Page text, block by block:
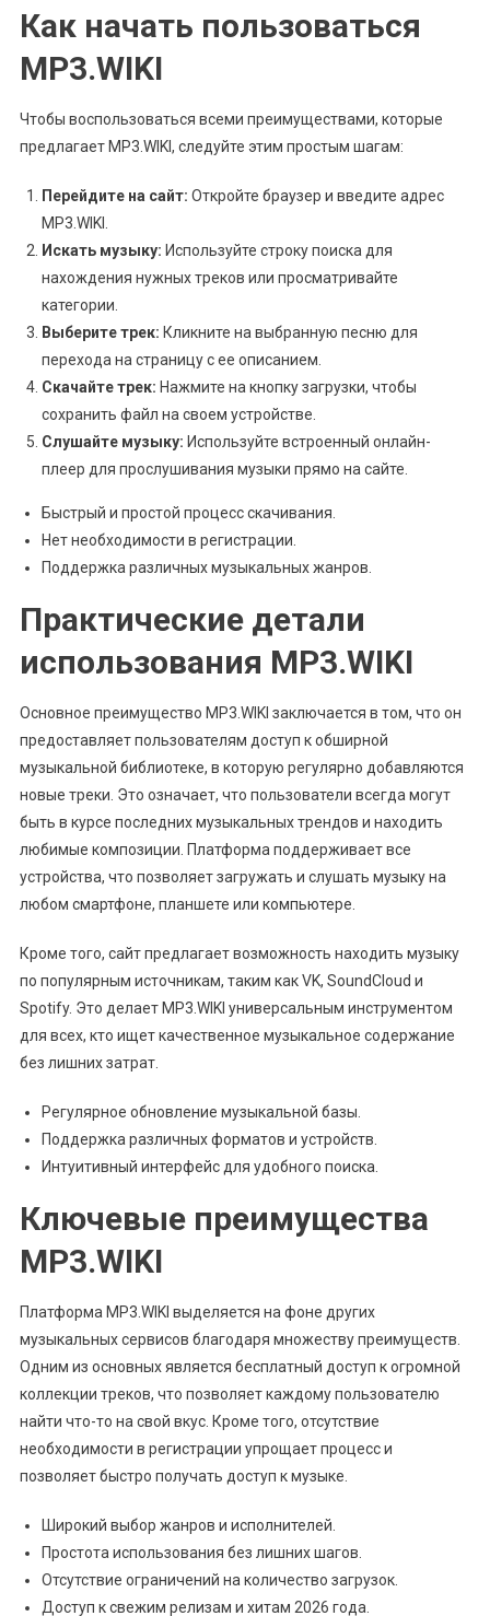
Как начать пользоваться
MP3.WIKI
Чтобы воспользоваться всеми преимуществами, которые
предлагает MP3.WIKI, следуйте этим простым шагам:
Перейдите на сайт: Откройте браузер и введите адрес
MP3.WIKI.
Искать музыку: Используйте строку поиска для
нахождения нужных треков или просматривайте
категории.
Выберите трек: Кликните на выбранную песню для
перехода на страницу с ее описанием.
Скачайте трек: Нажмите на кнопку загрузки, чтобы
сохранить файл на своем устройстве.
Слушайте музыку: Используйте встроенный онлайн-
плеер для прослушивания музыки прямо на сайте.
Быстрый и простой процесс скачивания.
Нет необходимости в регистрации.
Поддержка различных музыкальных жанров.
Практические детали
использования MP3.WIKI
Основное преимущество MP3.WIKI заключается в том, что он
предоставляет пользователям доступ к обширной
музыкальной библиотеке, в которую регулярно добавляются
новые треки. Это означает, что пользователи всегда могут
быть в курсе последних музыкальных трендов и находить
любимые композиции. Платформа поддерживает все
устройства, что позволяет загружать и слушать музыку на
любом смартфоне, планшете или компьютере.
Кроме того, сайт предлагает возможность находить музыку
по популярным источникам, таким как VK, SoundCloud и
Spotify. Это делает MP3.WIKI универсальным инструментом
для всех, кто ищет качественное музыкальное содержание
без лишних затрат.
Регулярное обновление музыкальной базы.
Поддержка различных форматов и устройств.
Интуитивный интерфейс для удобного поиска.
Ключевые преимущества
MP3.WIKI
Платформа MP3.WIKI выделяется на фоне других
музыкальных сервисов благодаря множеству преимуществ.
Одним из основных является бесплатный доступ к огромной
коллекции треков, что позволяет каждому пользователю
найти что-то на свой вкус. Кроме того, отсутствие
необходимости в регистрации упрощает процесс и
позволяет быстро получать доступ к музыке.
Широкий выбор жанров и исполнителей.
Простота использования без лишних шагов.
Отсутствие ограничений на количество загрузок.
Доступ к свежим релизам и хитам 2026 года.